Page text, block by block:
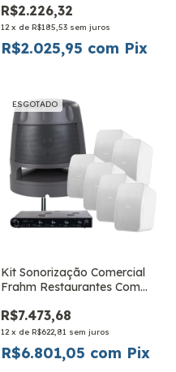
R$2.226,32
12 x de R$185,53 sem juros
R$2.025,95 com Pix
ESGOTADO
Kit Sonorização Comercial
Frahm Restaurantes Com
R$7.473,68
12 x de R$622,81 sem juros
R$6.801,05 com Pix